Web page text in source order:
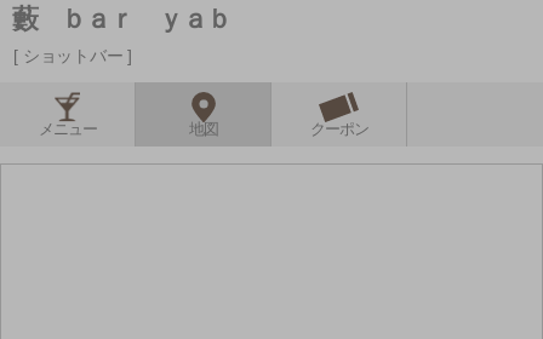
藪 ｂａｒ ｙａｂ
ショットバー
メニュー 地図 クーポン